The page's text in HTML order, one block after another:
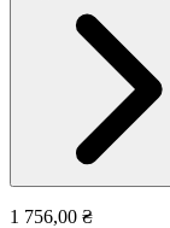
1 756,00 ₴